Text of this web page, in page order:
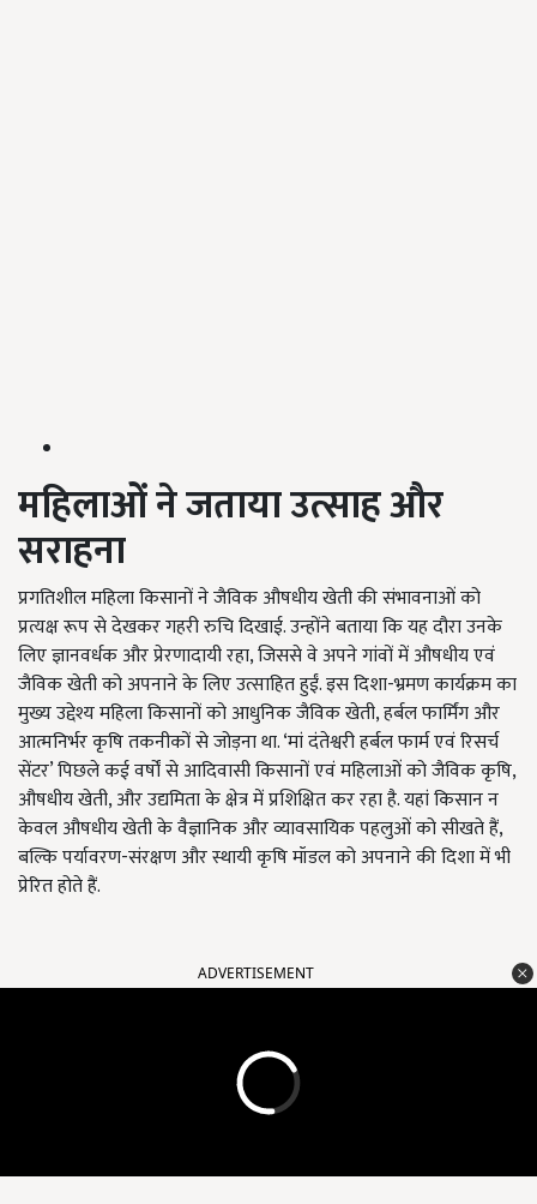
महिलाओं ने जताया उत्साह और
सराहना
प्रगतिशील महिला किसानों ने जैविक औषधीय खेती की संभावनाओं को
प्रत्यक्ष रूप से देखकर गहरी रुचि दिखाई. उन्होंने बताया कि यह दौरा उनके
लिए ज्ञानवर्धक और प्रेरणादायी रहा, जिससे वे अपने गांवों में औषधीय एवं
जैविक खेती को अपनाने के लिए उत्साहित हुईं. इस दिशा-भ्रमण कार्यक्रम का
मुख्य उद्देश्य महिला किसानों को आधुनिक जैविक खेती, हर्बल फार्मिंग और
आत्मनिर्भर कृषि तकनीकों से जोड़ना था. ‘मां दंतेश्वरी हर्बल फार्म एवं रिसर्च
सेंटर’ पिछले कई वर्षों से आदिवासी किसानों एवं महिलाओं को जैविक कृषि,
औषधीय खेती, और उद्यमिता के क्षेत्र में प्रशिक्षित कर रहा है. यहां किसान न
केवल औषधीय खेती के वैज्ञानिक और व्यावसायिक पहलुओं को सीखते हैं,
बल्कि पर्यावरण-संरक्षण और स्थायी कृषि मॉडल को अपनाने की दिशा में भी
प्रेरित होते हैं.
ADVERTISEMENT